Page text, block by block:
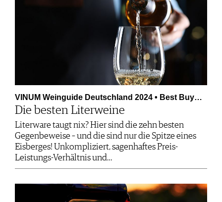
VINUM Weinguide Deutschland 2024 • Best Buy…
Die besten Literweine
Literware taugt nix? Hier sind die zehn besten
Gegenbeweise – und die sind nur die Spitze eines
Eisberges! Unkompliziert, sagenhaftes Preis-
Leistungs-Verhältnis und…